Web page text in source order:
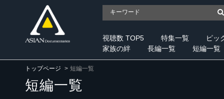
視聴数 TOP5 特集一覧
ピッ
家族の絆
長編一覧 短編一覧
トップページ 短編一覧
短編一覧